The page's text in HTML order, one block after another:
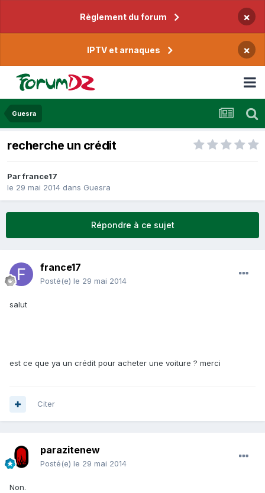
Règlement du forum ×
IPTV et arnaques ×
Guesra
recherche un crédit
Parfrance17
le 29 mai 2014 dans Guesra
Répondre à ce sujet
france17
Posté(e) le 29 mai 2014
salut
est ce que ya un crédit pour acheter une voiture ? merci
Citer
parazitenew
Posté(e) le 29 mai 2014
Non.